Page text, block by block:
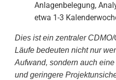
Anlagenbelegung,
etwa 1-3
Dies ist ein zentraler
Läufe bedeuten nicht nur
Aufwand, sondern auch
und geringere